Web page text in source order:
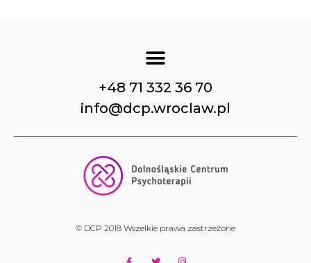
+48 71 332 36 70
info@dcp.wroclaw.pl
© DCP 2018 Wszelkie prawa zastrzeżone